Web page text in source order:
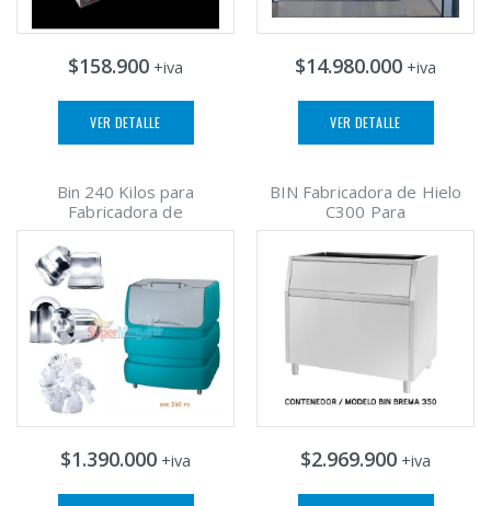
$158.900 +iva
VER DETALLE
$14.980.000 +iva
VER DETALLE
Bin 240 Kilos para
Fabricadora de
$1.390.000 +iva
BIN Fabricadora de Hielo
C300 Para
$2.969.900 +iva